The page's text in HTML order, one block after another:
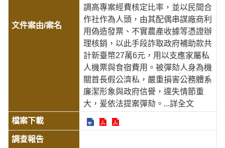
調高專案經費核定比率，並以民間合
作社作為人頭，由其配偶串謀廠商利
用偽造發票、不實農產收據等憑證辦
理核銷，以此手段詐取政府補助款共
計新臺幣27萬6元，用以支應家屬私
人機票與食宿費用。被彈劾人身為機
關首長假公濟私，嚴重損害公務體系
廉潔形象與政府信譽，違失情節重
大，爰依法提案彈劾。 ...詳全文